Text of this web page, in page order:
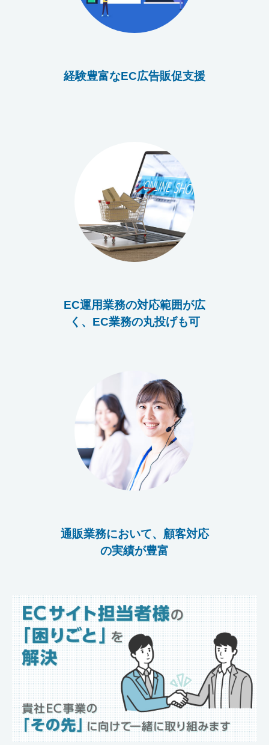
経験豊富なEC広告販促支援
EC運用業務の対応範囲が広
く、EC業務の丸投げも可
通販業務において、顧客対応
の実績が豊富